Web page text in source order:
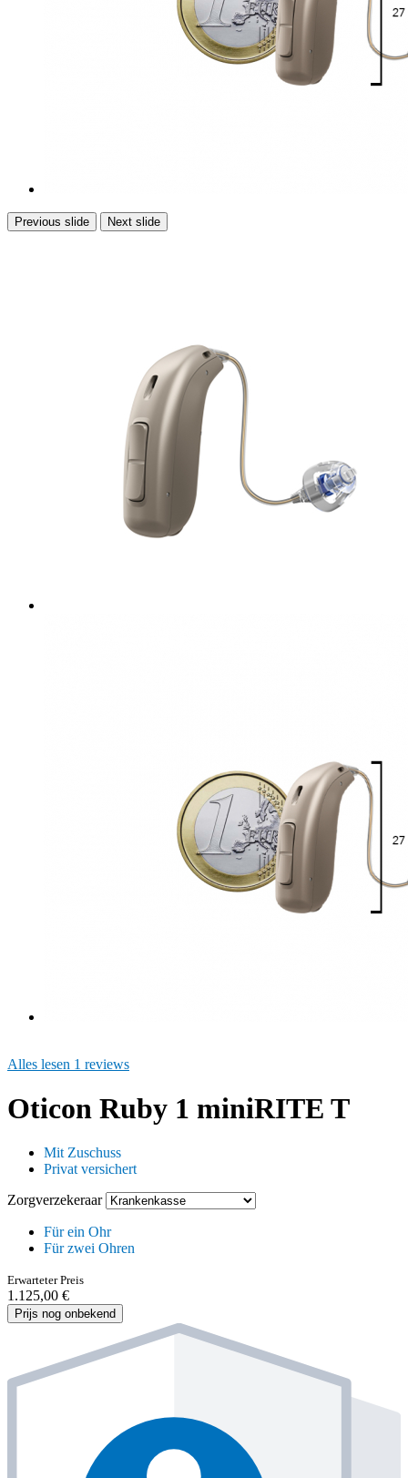
Previous slide Next slide
Alles lesen 1 reviews
Oticon Ruby 1 miniRITE T
Mit Zuschuss
Privat versichert
Zorgverzekeraar
Für ein Ohr
Für zwei Ohren
Erwarteter Preis
1.125,00 €
Prijs nog onbekend